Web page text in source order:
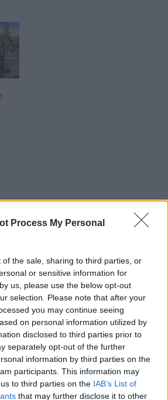
Process My Personal
of the sale, sharing to third parties, or
or sensitive information for
us, please use the below opt-out
selection. Please note that after your
you may continue seeing
on personal information utilized by
disclosed to third parties prior to
separately opt-out of the further
information by third parties on the
participants. This information may
to third parties on the IAB’s List of
that may further disclose it to other
19:37
i kievit , lufta ne lindje
, Vitali Klitschko